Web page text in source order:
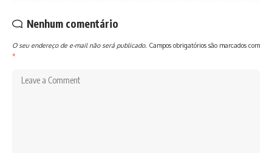
Nenhum comentário
O seu endereço de e-mail não será publicado. Campos obrigatórios são marcados com
*